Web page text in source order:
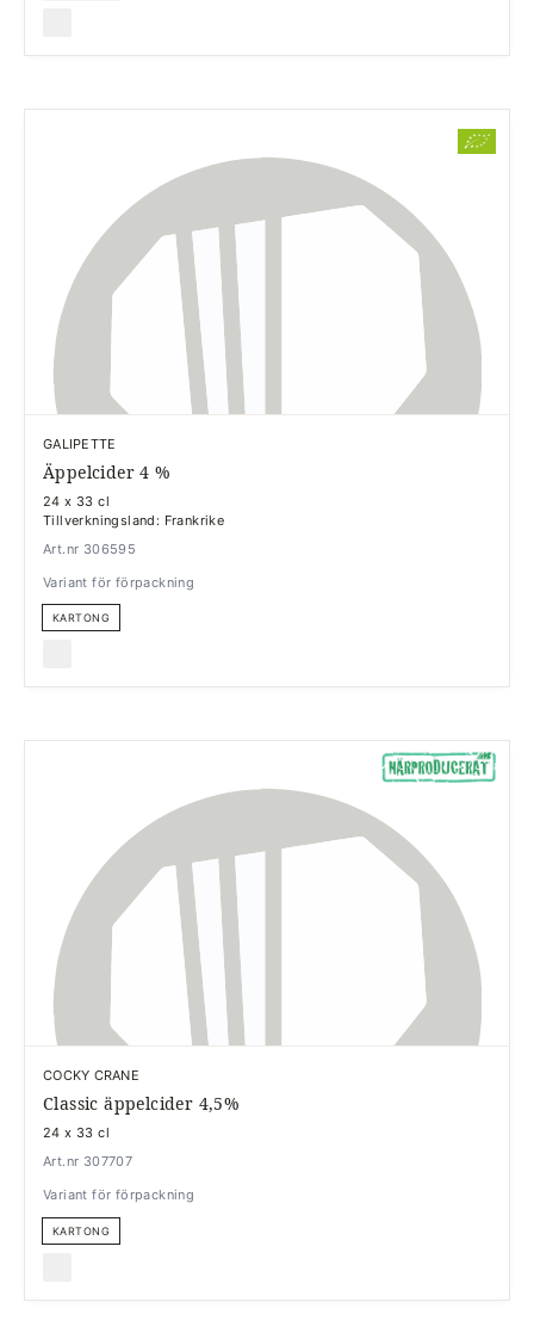
GALIPETTE
Äppelcider 4 %
24 x 33 cl
Tillverkningsland: Frankrike
Art.nr 306595
Variant för förpackning
KARTONG
COCKY CRANE
Classic äppelcider 4,5%
24 x 33 cl
Art.nr 307707
Variant för förpackning
KARTONG